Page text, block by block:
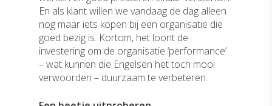
En als klant willen we vandaag de dag alleen
nog maar iets kopen bij een organisatie die
goed bezig is. Kortom, het loont de
investering om de organisatie ‘performance’
– wat kunnen die Engelsen het toch mooi
verwoorden – duurzaam te verbeteren.